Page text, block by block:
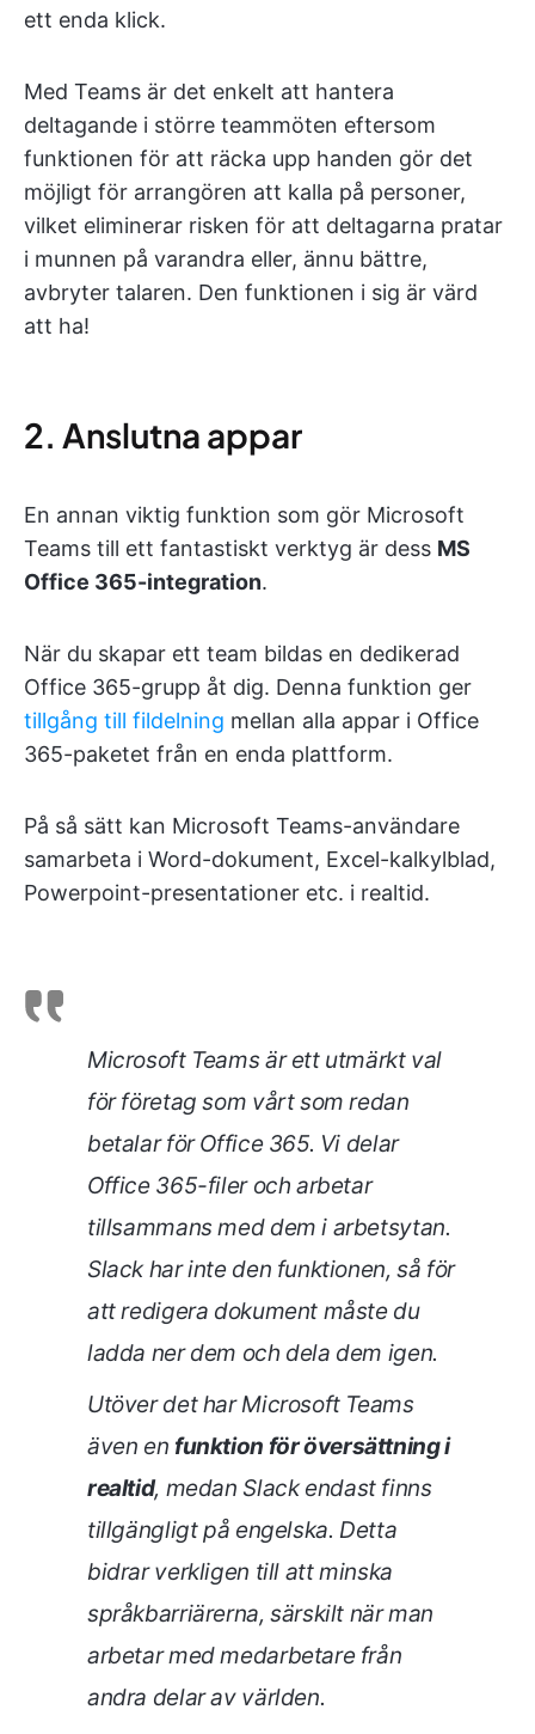
ett enda klick.
Med Teams är det enkelt att hantera
deltagande i större teammöten eftersom
funktionen för att räcka upp handen gör det
möjligt för arrangören att kalla på personer,
vilket eliminerar risken för att deltagarna pratar
i munnen på varandra eller, ännu bättre,
avbryter talaren. Den funktionen i sig är värd
att ha!
2. Anslutna appar
En annan viktig funktion som gör Microsoft
Teams till ett fantastiskt verktyg är dess MS
Office 365-integration.
När du skapar ett team bildas en dedikerad
Office 365-grupp åt dig. Denna funktion ger
tillgång till fildelning mellan alla appar i Office
365-paketet från en enda plattform.
På så sätt kan Microsoft Teams-användare
samarbeta i Word-dokument, Excel-kalkylblad,
Powerpoint-presentationer etc. i realtid.
Microsoft Teams är ett utmärkt val
för företag som vårt som redan
betalar för Office 365. Vi delar
Office 365-filer och arbetar
tillsammans med dem i arbetsytan.
Slack har inte den funktionen, så för
att redigera dokument måste du
ladda ner dem och dela dem igen.
Utöver det har Microsoft Teams
även en funktion för översättning i
realtid, medan Slack endast finns
tillgängligt på engelska. Detta
bidrar verkligen till att minska
språkbarriärerna, särskilt när man
arbetar med medarbetare från
andra delar av världen.